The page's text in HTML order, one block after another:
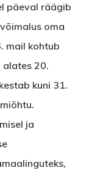
päeval räägib
oma
mail kohtub
alates 20.
kuni 31.
ja